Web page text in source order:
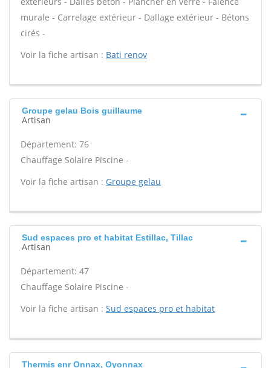
murale - Carrelage extérieur - Dallage extérieur - Bétons
cirés -
Voir la fiche artisan : Bati renov
Groupe gelau Bois guillaume
Artisan
Département: 76
Chauffage Solaire Piscine -
Voir la fiche artisan : Groupe gelau
Sud espaces pro et habitat Estillac, Tillac
Artisan
Département: 47
Chauffage Solaire Piscine -
Voir la fiche artisan : Sud espaces pro et habitat
Thermis enr Onnax, Oyonnax